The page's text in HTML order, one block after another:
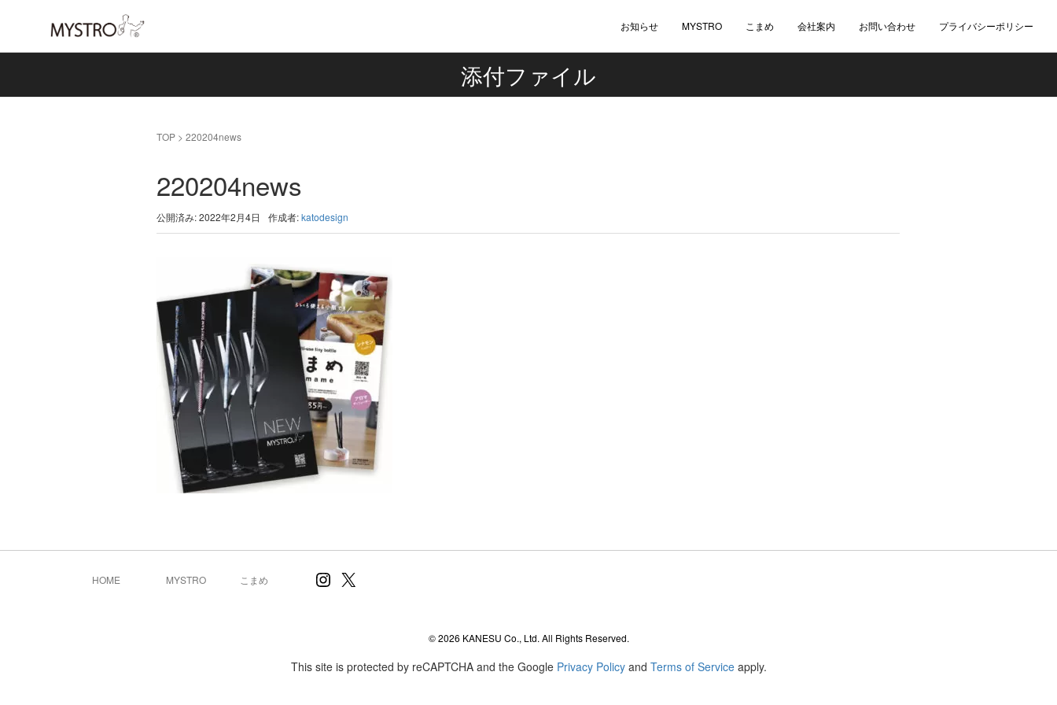
お知らせ MYSTRO こまめ 会社案内 お問い合わせ プライバシーポリシー
添付ファイル
TOP >220204news
220204news
公開済み: 2022年2月4日 作成者:katodesign
HOME MYSTRO こまめ Instagram
X
© 2026 KANESU Co., Ltd. All Rights Reserved.
This site is protected by reCAPTCHA and the Google Privacy Policyand Terms of Serviceapply.